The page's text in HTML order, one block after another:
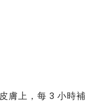
膚上，每 3 小時補